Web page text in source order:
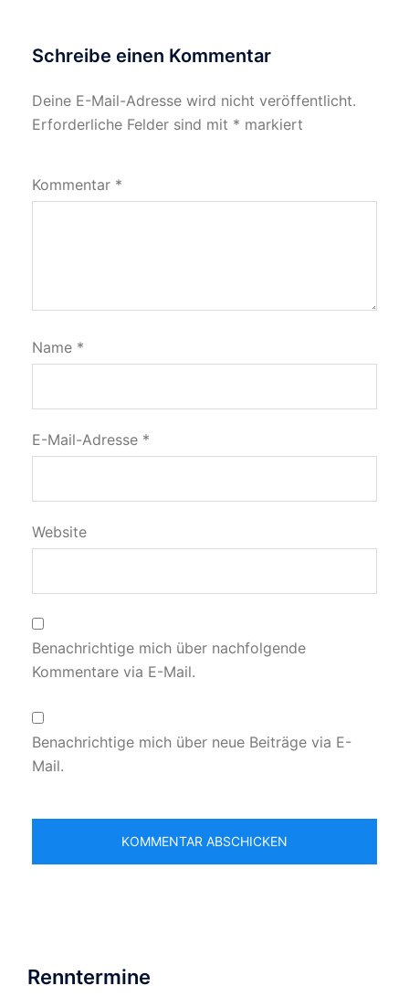
Schreibe einen Kommentar
Deine E-Mail-Adresse wird nicht veröffentlicht.
Erforderliche Felder sind mit * markiert
Kommentar *
Name *
E-Mail-Adresse *
Website
Benachrichtige mich über nachfolgende
Kommentare via E-Mail.
Benachrichtige mich über neue Beiträge via E-
Mail.
Renntermine